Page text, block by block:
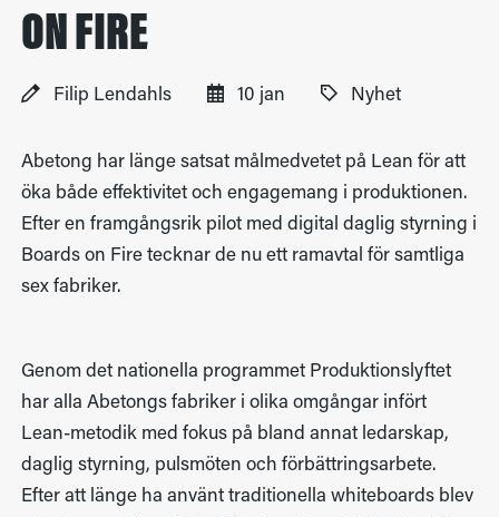
ON FIRE
Filip Lendahls 10 jan Nyhet
Abetong har länge satsat målmedvetet på Lean för att
öka både effektivitet och engagemang i produktionen.
Efter en framgångsrik pilot med digital daglig styrning i
Boards on Fire tecknar de nu ett ramavtal för samtliga
sex fabriker.
Genom det nationella programmet Produktionslyftet
har alla Abetongs fabriker i olika omgångar infört
Lean-metodik med fokus på bland annat ledarskap,
daglig styrning, pulsmöten och förbättringsarbete.
Efter att länge ha använt traditionella whiteboards blev